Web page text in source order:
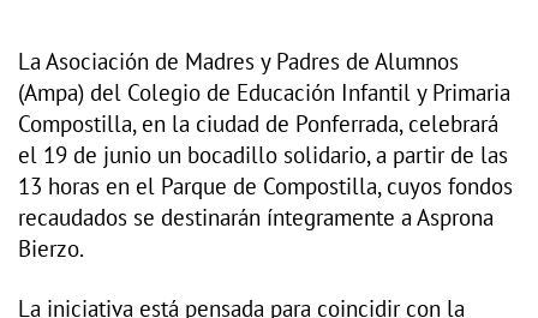
La Asociación de Madres y Padres de Alumnos
(Ampa) del Colegio de Educación Infantil y Primaria
Compostilla, en la ciudad de Ponferrada, celebrará
el 19 de junio un bocadillo solidario, a partir de las
13 horas en el Parque de Compostilla, cuyos fondos
recaudados se destinarán íntegramente a Asprona
Bierzo.
La iniciativa está pensada para coincidir con la